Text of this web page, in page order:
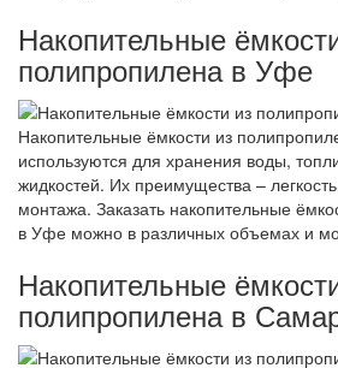
Накопительные
полипропилена в Уфе
Накопительные ёмкости из
используются для хранения воды,
жидкостей. Их преимущества –
монтажа. Заказать накопительные
в Уфе можно в различных объемах и
Накопительные
полипропилена в